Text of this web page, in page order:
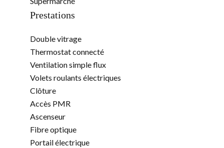
Prestations
Double vitrage
Thermostat connecté
Ventilation simple flux
Volets roulants électriques
Clôture
Accès PMR
Ascenseur
Fibre optique
Portail électrique